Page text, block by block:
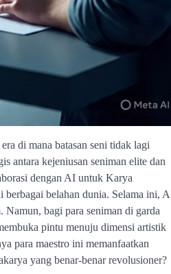
di mana batasan seni tidak lagi
antara kejeniusan seniman elite dan
dengan AI untuk Karya
belahan dunia. Selama ini,
Namun, bagi para seniman di garda
pintu menuju dimensi artistik
para maestro ini memanfaatkan
yang benar-benar revolusioner?